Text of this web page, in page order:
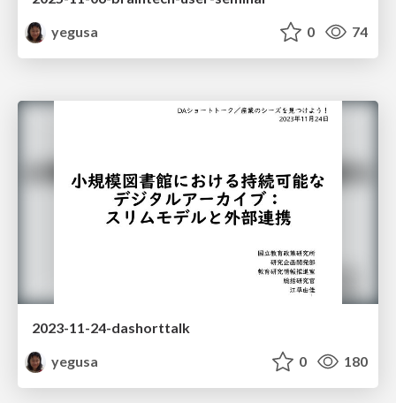
yegusa
0 74
2023-11-24-dashorttalk
yegusa
0 180